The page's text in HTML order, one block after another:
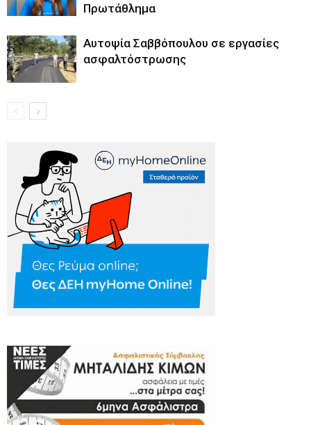
Πρωτάθλημα
Αυτοψία Σαββόπουλου σε εργασίες
ασφαλτόστρωσης